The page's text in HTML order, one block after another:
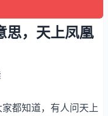
思，天上凤凰
都知道，有人问天上